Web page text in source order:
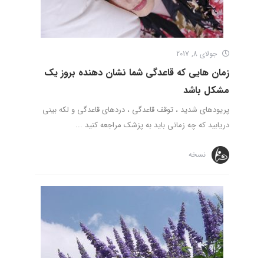
جولای 8, 2017
زمان هایی که قاعدگی شما نشان دهنده بروز یک
مشکل باشد
پریودهای شدید ، توقف قاعدگی ، دردهای قاعدگی و لکه بینی
دریابید که چه زمانی باید به پزشک مراجعه کنید ...
نسخه